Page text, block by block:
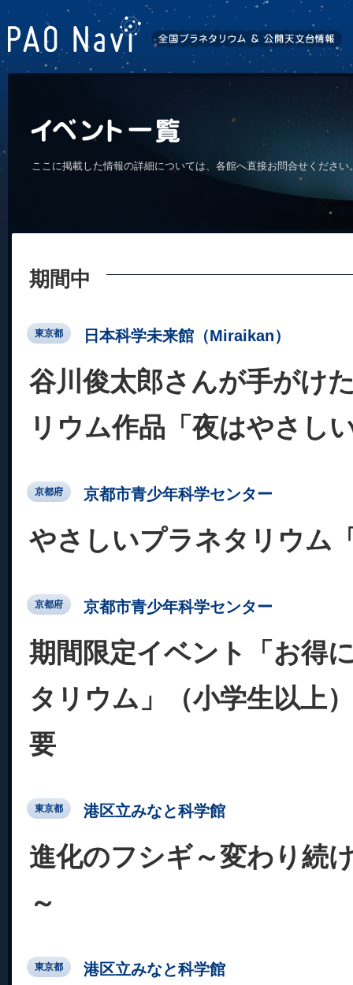
ここに掲載した情報の詳細については、各館へ直接お問合せくださ
期間中
東京都 日本科学未来館（Miraikan）
谷川俊太郎さんが手がけ
リウム作品「夜はやさし
京都府 京都市青少年科学センター
やさしいプラネタリウム
京都府 京都市青少年科学センター
期間限定イベント「お得
タリウム」（小学生以
要
東京都 港区立みなと科学館
進化のフシギ～変わり続
～
東京都 港区立みなと科学館